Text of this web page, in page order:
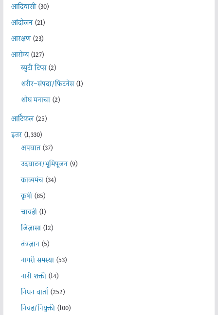
आदिवासी(30)
आंदोलन(21)
आरक्षण(23)
आरोग्य(127)
ब्युटी टिप्स(2)
शरीर-संपदा/फिटनेस(1)
शोध मनाचा(2)
आर्टिकल(25)
इतर(1,330)
अपघात(37)
उदघाटन/भूमिपूजन(9)
काव्यमंच(34)
कृषी(85)
चावडी(1)
जिज्ञासा(12)
तंत्रज्ञान(5)
नागरी समस्या(53)
नारी शक्ती(14)
निधन वार्ता(252)
निवड/नियुक्ती(100)